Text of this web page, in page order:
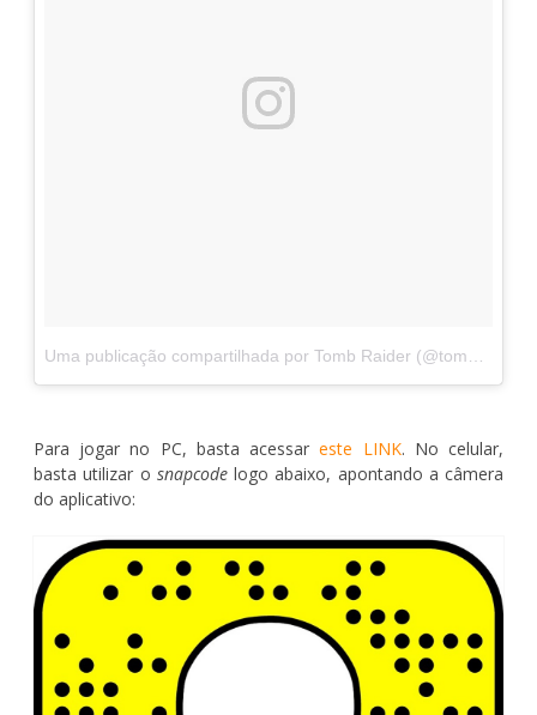
Para jogar no PC, basta acessareste LINK. No celular,
basta utilizar o snapcode logo abaixo, apontando a câmera
do aplicativo: